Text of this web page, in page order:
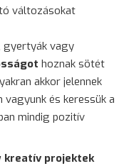
változásokat
gyertyák vagy
hoznak sötét
akkor jelennek
és keressük a
mindig pozitív
kreatív projektek